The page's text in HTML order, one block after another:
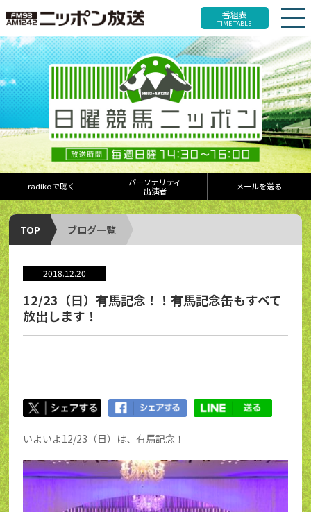
番組表
TIME TABLE
radikoで聴く
パーソナリティ
出演者
メールを送る
TOP ブログ一覧
2018.12.20
12/23（日）有馬記念！！有馬記念缶もすべて
放出します！
いよいよ12/23（日）は、有馬記念！